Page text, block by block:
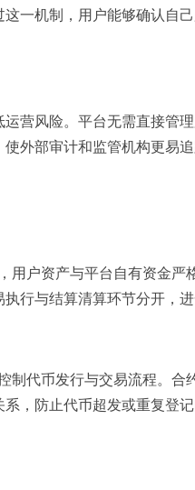
一机制，用户能够确认自
营风险。平台无需直接管
外部审计和监管机构更易追
用户资产与平台自有资金
行与结算清算环节分开，进
制代币发行与交易流程。
，防止代币超发或重复登